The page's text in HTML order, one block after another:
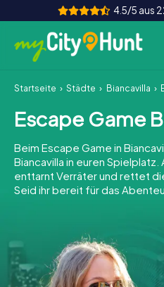
4.5/5 aus
So funktioniert's
Städte
Touren
Teamevent
INT AT
ES
FR
Startseite Städte Biancavilla
Escape Game
Beim Escape Game in
Biancavilla in euren Spielplatz.
enttarnt Verräter und rettet
Seid ihr bereit für das